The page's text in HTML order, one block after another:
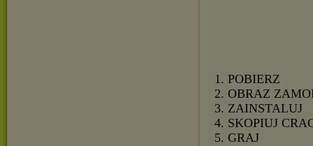
1. POBIERZ
2. OBRAZ
3. ZAINSTALUJ
4. SKOPIUJ
5. GRAJ